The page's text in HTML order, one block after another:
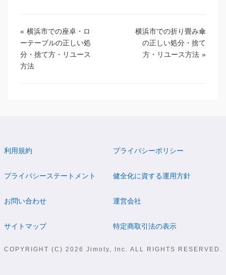
« 横浜市での座卓・ロ
ーテーブルの正しい処
分・捨て方・リユース
方法
横浜市での折り畳み傘
の正しい処分・捨て
方・リユース方法 »
利用規約 プライバシーポリシー
プライバシーステートメント 健全化に資する運用方針
お問い合わせ 運営会社
サイトマップ 特定商取引法の表示
COPYRIGHT (C) 2026 Jimoty, Inc. ALL RIGHTS RESERVED.